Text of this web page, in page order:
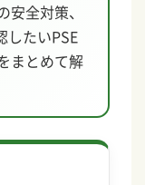
全対策、
したいPSE
まとめて解